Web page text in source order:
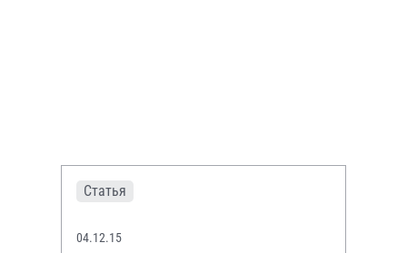
Статья
04.12.15